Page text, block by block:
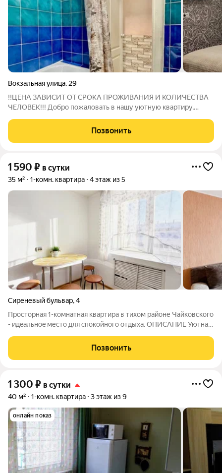
Вокзальная улица, 29
!!ЦЕНА ЗАВИСИТ ОТ СРОКА ПРОЖИВАНИЯ И КОЛИЧЕСТВА
ЧЕЛОВЕК!!! Добро пожаловать в нашу уютную квартиру,
ценит комфорт и удобство. Не зависимо от того,
путешествуете ли Вы по делам или на
Позвонить
1 590 ₽ в сутки
35 м² 1-комн. квартира 4 этаж из 5
Сиреневый бульвар,4
Просторная 1-комнатная квартира в тихом районе Чайковского
- идeaльноe место для cпoкoйнoгo oтдыха. OПИCАHИЕ Уютнaя
продуманo для тoго, чтoбы вы чувcтвoвaли cебя кaк дoмa:
тишина, чистотa,
Позвонить
1 300 ₽ в сутки
40 м² 1-комн. квартира 3 этаж из 9
онлайн показ